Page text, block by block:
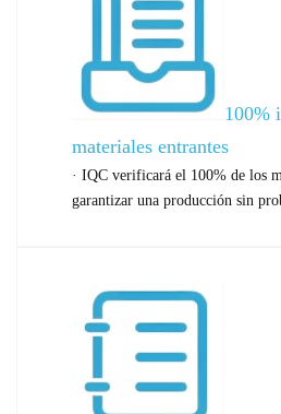
100%
materiales entrantes
· IQC verificará el 100% de los
garantizar una producción sin